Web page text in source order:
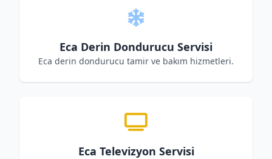
Eca Derin Dondurucu Servisi
Eca derin dondurucu tamir ve bakım hizmetleri.
Eca Televizyon Servisi